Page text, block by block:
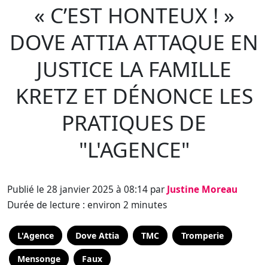
« C’EST HONTEUX ! »
DOVE ATTIA ATTAQUE EN
JUSTICE LA FAMILLE
KRETZ ET DÉNONCE LES
PRATIQUES DE
"L'AGENCE"
Publié le 28 janvier 2025 à 08:14 par Justine Moreau
Durée de lecture : environ 2 minutes
L'Agence Dove Attia TMC Tromperie
Mensonge Faux